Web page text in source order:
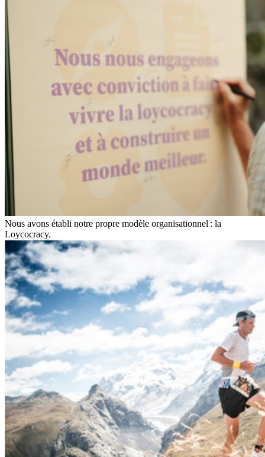
Nous avons établi notre propre modèle organisationnel : la
Loycocracy.